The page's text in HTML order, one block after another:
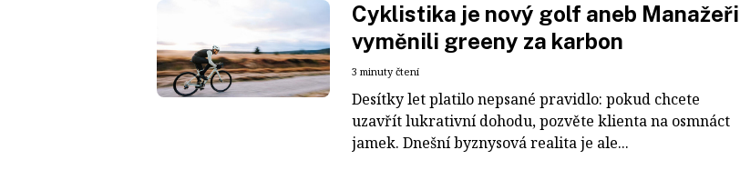
Cyklistika je nový golf aneb Manažeři
vyměnili greeny za karbon
3 minuty čtení
Desítky let platilo nepsané pravidlo: pokud chcete
uzavřít lukrativní dohodu, pozvěte klienta na osmnáct
jamek. Dnešní byznysová realita je ale...